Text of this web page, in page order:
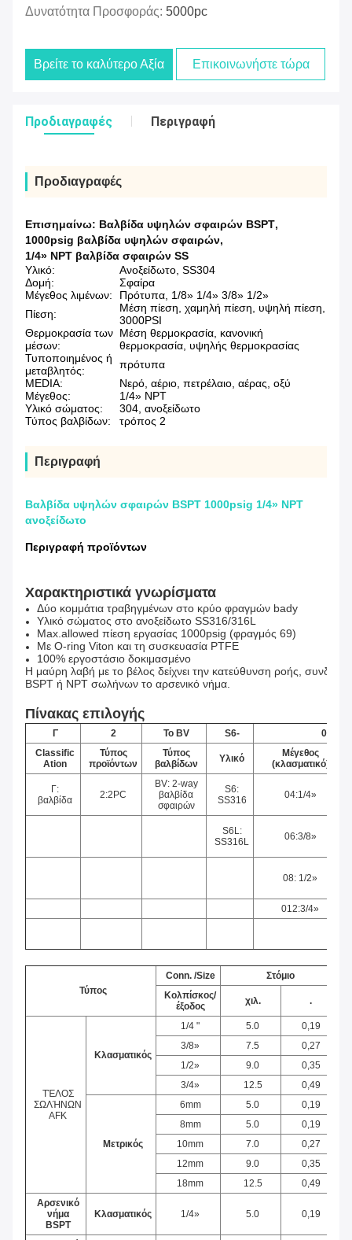
Δυνατότητα Προσφοράς: 5000pc
Βρείτε το καλύτερο Αξία Επικοινωνήστε τώρα
Προδιαγραφές Περιγραφή
Προδιαγραφές
Επισημαίνω: Βαλβίδα υψηλών σφαιρών BSPT,
1000psig βαλβίδα υψηλών σφαιρών,
1/4» NPT βαλβίδα σφαιρών SS
Υλικό:
Ανοξείδωτο, SS304
Δομή:
Σφαίρα
Μέγεθος λιμένων:
Πρότυπα, 1/8» 1/4» 3/8» 1/2»
Πίεση:
Μέση πίεση, χαμηλή πίεση, υψηλή πίεση,
3000PSI
Θερμοκρασία των
μέσων:
Μέση θερμοκρασία, κανονική
θερμοκρασία, υψηλής θερμοκρασίας
Τυποποιημένος ή
μεταβλητός:
πρότυπα
MEDIA:
Νερό, αέριο, πετρέλαιο, αέρας, οξύ
Μέγεθος:
1/4» NPT
Υλικό σώματος:
304, ανοξείδωτο
Τύπος βαλβίδων:
τρόπος 2
Περιγραφή
Βαλβίδα υψηλών σφαιρών BSPT 1000psig 1/4» NPT
ανοξείδωτο
Περιγραφή προϊόντων
Χαρακτηριστικά γνωρίσματα
Δύο κομμάτια τραβηγμένων στο κρύο φραγμών bady
Υλικό σώματος στο ανοξείδωτο SS316/316L
Max.allowed πίεση εργασίας 1000psig (φραγμός 69)
Με O-ring Viton και τη συσκευασία PTFE
100% εργοστάσιο δοκιμασμένο
Η μαύρη λαβή με το βέλος δείχνει την κατεύθυνση ροής,
BSPT ή NPT σωλήνων το αρσενικό νήμα.
Πίνακας επιλογής
Γ 2 Το BV S6-
02
Classific
Ation
Τύπος
προϊόντων
Τύπος
βαλβίδων
Υλικό
Μέγεθος
(κλασματικό)
Γ:
βαλβίδα
2:2PC
BV: 2-way
βαλβίδα
σφαιρών
S6:
SS316
04:1/4»
S6L:
SS316L
06:3/8»
08: 1/2»
012:3/4»
Τύπος
Conn. /Size
Στόμιο
Κολπίσκος/
έξοδος
χιλ. .
ΤΈΛΟΣ
ΣΩΛΉΝΩΝ
AFK
Κλασματικός
1/4 " 5.0
0,19
3/8»
7.5
0,27
1/2»
9.0
0,35
3/4»
12.5 0,49
Μετρικός
6mm 5.0
0,19
8mm
5.0
0,19
10mm
7.0
0,27
12mm
9.0
0,35
18mm
12.5
0,49
Αρσενικό
νήμα
BSPT
Κλασματικός 1/4» 5.0 0,19